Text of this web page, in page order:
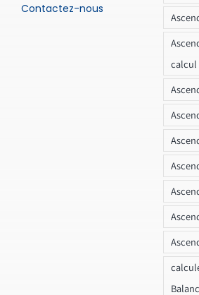
Contactez-nous
calcul